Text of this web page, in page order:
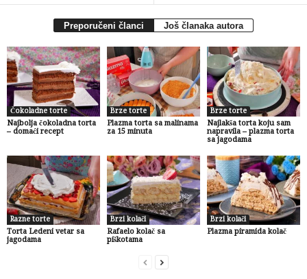
Preporučeni članci Još članaka autora
Čokoladne torte
Najbolja čokoladna torta
– domaći recept
Brze torte
Plazma torta sa malinama
za 15 minuta
Brze torte
Najlakša torta koju sam
napravila – plazma torta
sa jagodama
Razne torte
Torta Ledeni vetar sa
jagodama
Brzi kolači
Rafaelo kolač sa
piškotama
Brzi kolači
Plazma piramida kolač